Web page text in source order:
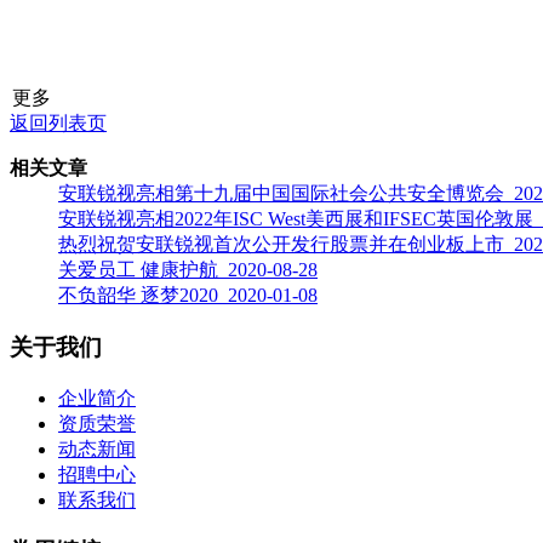
更多
返回列表页
相关文章
安联锐视亮相第十九届中国国际社会公共安全博览会
安联锐视亮相2022年ISC West美西展和IFSEC英国伦敦展
热烈祝贺安联锐视首次公开发行股票并在创业板上市
关爱员工 健康护航 2020-08-28
不负韶华 逐梦2020 2020-01-08
关于我们
企业简介
资质荣誉
动态新闻
招聘中心
联系我们